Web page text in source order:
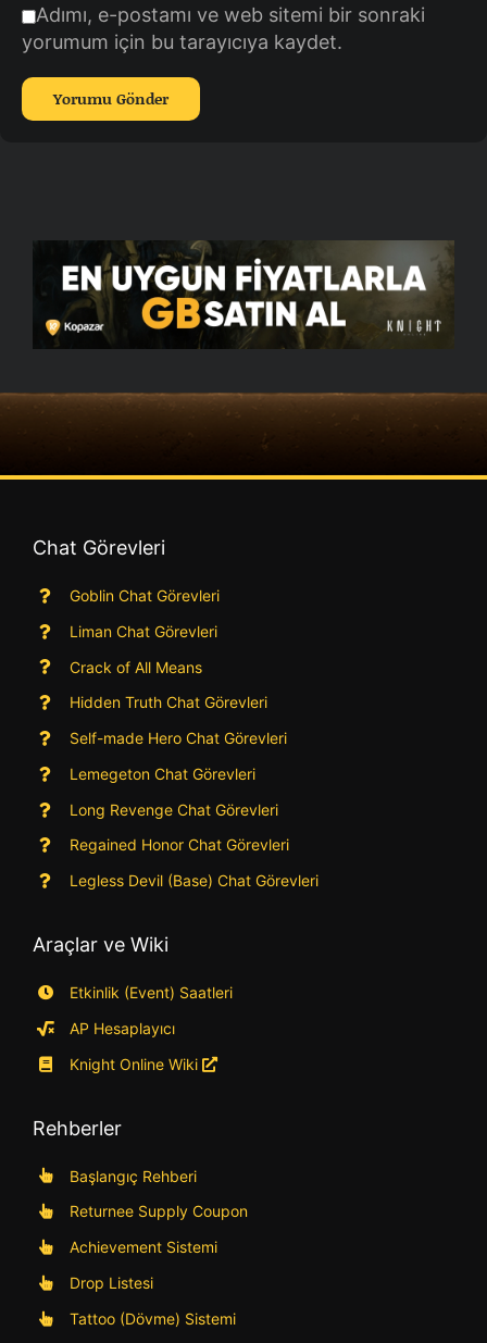
Adımı, e-postamı ve web sitemi bir sonraki
yorumum için bu tarayıcıya kaydet.
Chat Görevleri
Goblin Chat Görevleri
Liman Chat Görevleri
Crack of All Means
Hidden Truth Chat Görevleri
Self-made Hero Chat Görevleri
Lemegeton Chat Görevleri
Long Revenge Chat Görevleri
Regained Honor Chat Görevleri
Legless Devil (Base) Chat Görevleri
Araçlar ve Wiki
Etkinlik (Event) Saatleri
AP Hesaplayıcı
Knight Online Wiki
Rehberler
Başlangıç Rehberi
Returnee Supply Coupon
Achievement Sistemi
Drop Listesi
Tattoo (Dövme) Sistemi